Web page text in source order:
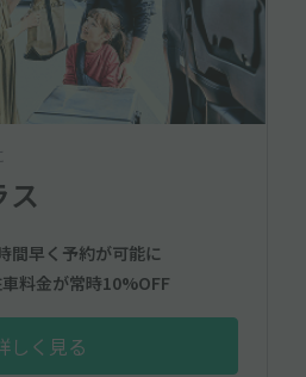
ス
間早く予約が可能に
料金が常時10%OFF
しく見る